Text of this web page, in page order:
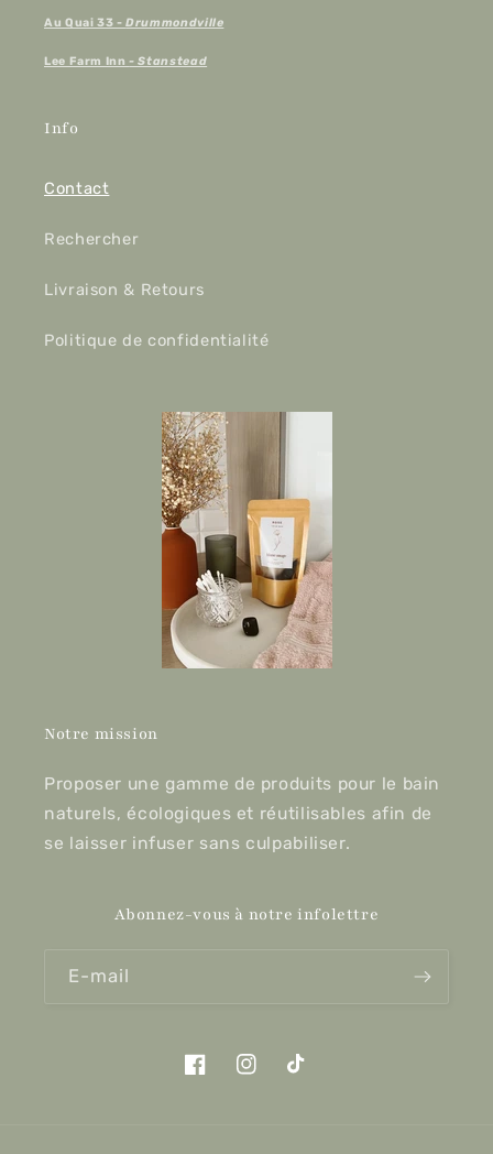
Au Quai 33 -Drummondville
Lee Farm Inn - Stanstead
Info
Contact
Rechercher
Livraison & Retours
Politique de confidentialité
Notre mission
Proposer une gamme de produits pour le bain
naturels, écologiques et réutilisables afin de
se laisser infuser sans culpabiliser.
Abonnez-vous à notre infolettre
E-mail
FacebookInstagramTikTok